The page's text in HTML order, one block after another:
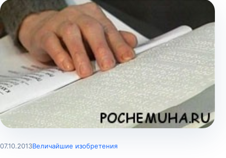
07.10.2013Величайшие изобретения